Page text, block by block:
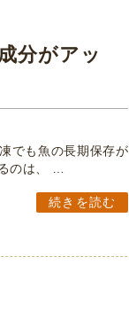
分がアッ
でも魚の長期保存が
のは、 …
続きを読む